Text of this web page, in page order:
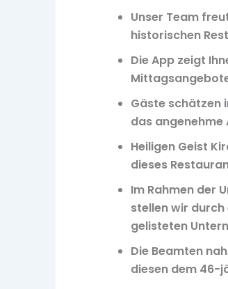
Unser Team
historischen
Die App zeigt
Gäste schätzen
das angenehme
Heiligen Geist
dieses
Im Rahmen der
stellen wir
gelisteten
Die Beamten
diesen dem 46-